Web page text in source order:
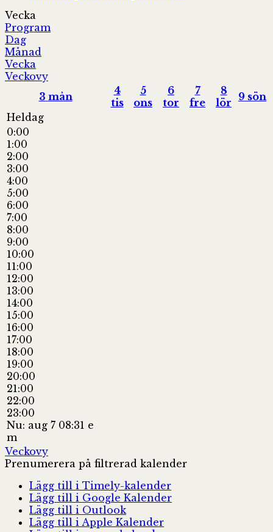
Vecka
Program
Dag
Månad
Vecka
Veckovy
3 mån
4
tis
5
ons
6
tor
7
fre
8
lör
9 sön
Heldag
0:00
1:00
2:00
3:00
4:00
5:00
6:00
7:00
8:00
9:00
10:00
11:00
12:00
13:00
14:00
15:00
16:00
17:00
18:00
19:00
20:00
21:00
22:00
23:00
Nu: aug 7 08:31 e
m
Veckovy
Prenumerera på filtrerad kalender
Lägg till i Timely-kalender
Lägg till i Google Kalender
Lägg till i Outlook
Lägg till i Apple Kalender